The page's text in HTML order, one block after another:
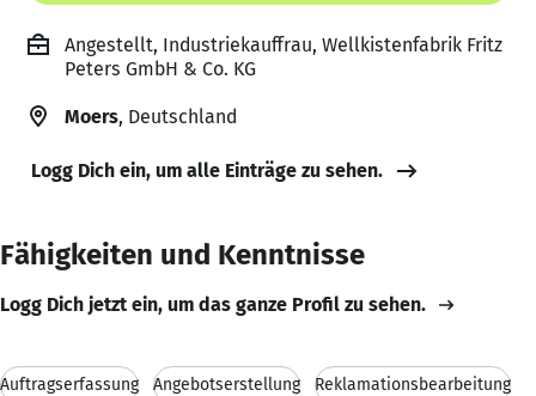
Angestellt, Industriekauffrau, Wellkistenfabrik Fritz
Peters GmbH & Co. KG
Moers, Deutschland
Logg Dich ein, um alle Einträge zu sehen.
Fähigkeiten und Kenntnisse
Logg Dich jetzt ein, um das ganze Profil zu sehen.
Auftragserfassung Angebotserstellung Reklamationsbearbeitung